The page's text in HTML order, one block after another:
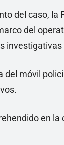
del caso, la
del
del móvil
en la